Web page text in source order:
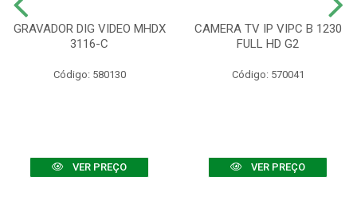
GRAVADOR DIG VIDEO MHDX
3116-C
Código: 580130
VER PREÇO
CAMERA TV IP VIPC B 1230
FULL HD G2
Código: 570041
VER PREÇO